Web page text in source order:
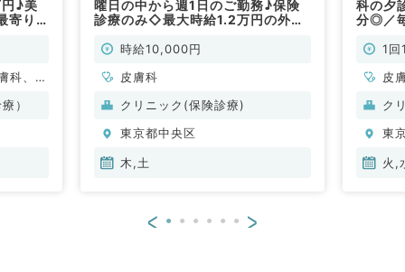
♪美
寄り
科、美
）
曜日の中から週1日のご勤務♪保険
診療のみ◇最大時給1.2万円の外来
クでの募集（皮膚科／非常勤）
時給10,000円
皮膚科
クリニック(保険診療)
東京都中央区
木,土
科の夕
分◎／
☆1回
1
皮
ク
東
火,
< >